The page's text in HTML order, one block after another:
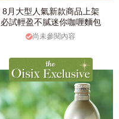
8月大型人氣新款商品上架
必試輕盈不膩迷你咖喱麵包
尚未參閱內容